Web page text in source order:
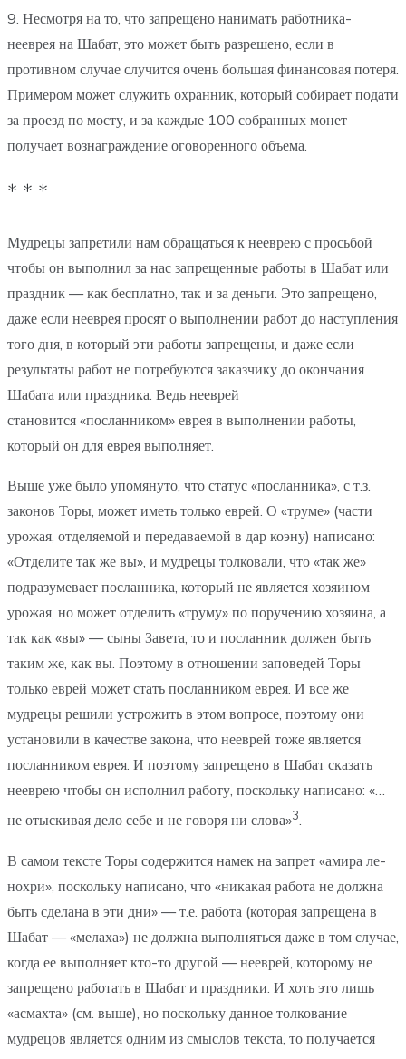
9. Несмотря на то, что запрещено нанимать работника-
нееврея на Шабат, это может быть разрешено, если в
противном случае случится очень большая финансовая потеря.
Примером может служить охранник, который собирает подати
за проезд по мосту, и за каждые 100 собранных монет
получает вознаграждение оговоренного объема.
* * *
Мудрецы запретили нам обращаться к нееврею с просьбой
чтобы он выполнил за нас запрещенные работы в Шабат или
праздник — как бесплатно, так и за деньги. Это запрещено,
даже если нееврея просят о выполнении работ до наступления
того дня, в который эти работы запрещены, и даже если
результаты работ не потребуются заказчику до окончания
Шабата или праздника. Ведь нееврей
становится «посланником» еврея в выполнении работы,
который он для еврея выполняет.
Выше уже было упомянуто, что статус «посланника», с т.з.
законов Торы, может иметь только еврей. О «труме» (части
урожая, отделяемой и передаваемой в дар коэну) написано:
«Отделите так же вы», и мудрецы толковали, что «так же»
подразумевает посланника, который не является хозяином
урожая, но может отделить «труму» по поручению хозяина, а
так как «вы» — сыны Завета, то и посланник должен быть
таким же, как вы. Поэтому в отношении заповедей Торы
только еврей может стать посланником еврея. И все же
мудрецы решили устрожить в этом вопросе, поэтому они
установили в качестве закона, что нееврей тоже является
посланником еврея. И поэтому запрещено в Шабат сказать
нееврею чтобы он исполнил работу, поскольку написано: «…
не отыскивая дело себе и не говоря ни слова»3.
В самом тексте Торы содержится намек на запрет «амира ле-
нохри», поскольку написано, что «никакая работа не должна
быть сделана в эти дни» — т.е. работа (которая запрещена в
Шабат — «мелаха») не должна выполняться даже в том случае,
когда ее выполняет кто-то другой — нееврей, которому не
запрещено работать в Шабат и праздники. И хоть это лишь
«асмахта» (см. выше), но поскольку данное толкование
мудрецов является одним из смыслов текста, то получается